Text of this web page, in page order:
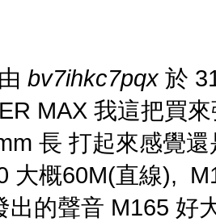
bv7ihkc7pqx 於
MAX 我這把買
長 打起來感覺
大概60M(直線),
出的聲音 M165 好